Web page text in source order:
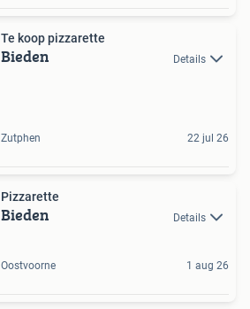
Te koop pizzarette
Bieden Details
Zutphen 22 jul 26
Pizzarette
Bieden Details
Oostvoorne 1 aug 26